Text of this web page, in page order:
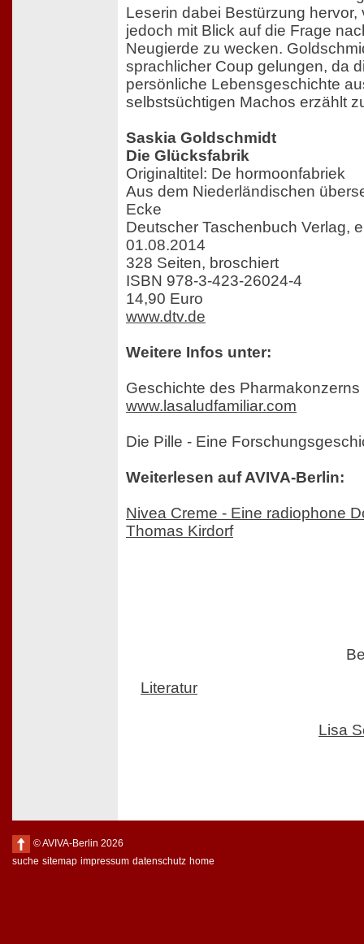
Leserin dabei Bestürzung
jedoch mit Blick auf die Frage
Neugierde zu wecken.
sprachlicher Coup gelungen, da
persönliche Lebensgeschichte
selbstsüchtigen Machos erzählt
Saskia Goldschmidt
Die Glücksfabrik
Originaltitel: De hormoonfabriek
Aus dem Niederländischen
Ecke
Deutscher Taschenbuch Verlag,
01.08.2014
328 Seiten, broschiert
ISBN 978-3-423-26024-4
14,90 Euro
www.dtv.de
Weitere Infos unter:
Geschichte des
www.lasaludfamiliar.com
Die Pille - Eine
Weiterlesen auf AVIVA-Berlin:
Nivea Creme - Eine radiophone
Thomas Kirdorf
Literatur
Lisa
© AVIVA-Berlin 2026
suche sitemap impressum datenschutz home